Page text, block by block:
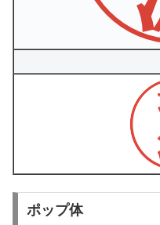
ポップ体